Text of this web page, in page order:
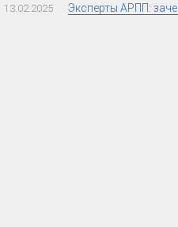
13.02.2025 Эксперты АРПП: